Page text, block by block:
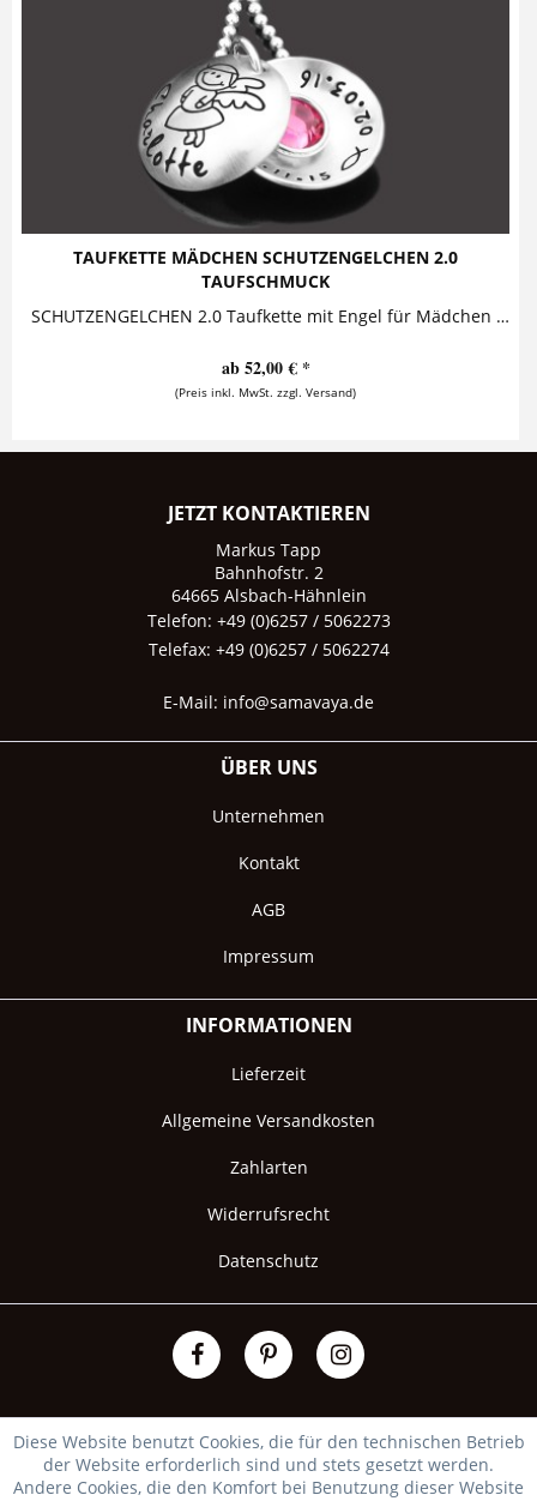
TAUFKETTE MÄDCHEN SCHUTZENGELCHEN 2.0
TAUFSCHMUCK
SCHUTZENGELCHEN 2.0 Taufkette mit Engel für Mädchen Diese bezaubernde Taufkette für Mädchen aus 925 Sterling Silber besteht aus einem personalisierten Anhänger, in dessen Inneren ein funkelnder...
ab 52,00 € *
(Preis inkl. MwSt. zzgl. Versand)
JETZT KONTAKTIEREN
Markus Tapp
Bahnhofstr. 2
64665 Alsbach-Hähnlein
Telefon: +49 (0)6257 / 5062273
Telefax: +49 (0)6257 / 5062274
E-Mail: info@samavaya.de
ÜBER UNS
Unternehmen
Kontakt
AGB
Impressum
INFORMATIONEN
Lieferzeit
Allgemeine Versandkosten
Zahlarten
Widerrufsrecht
Datenschutz
Diese Website benutzt Cookies, die für den technischen Betrieb
der Website erforderlich sind und stets gesetzt werden.
Andere Cookies, die den Komfort bei Benutzung dieser Website